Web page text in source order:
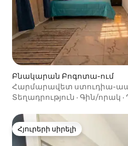
Բնակարան Բոգոտա-ում
Հարմարավետ ստուդիա-
Mayor առևտրի կենտրոնից
Տեղադրություն · Գին/որակ ·
Հյուրերի սիրելի
Հյուրերի սիրելի